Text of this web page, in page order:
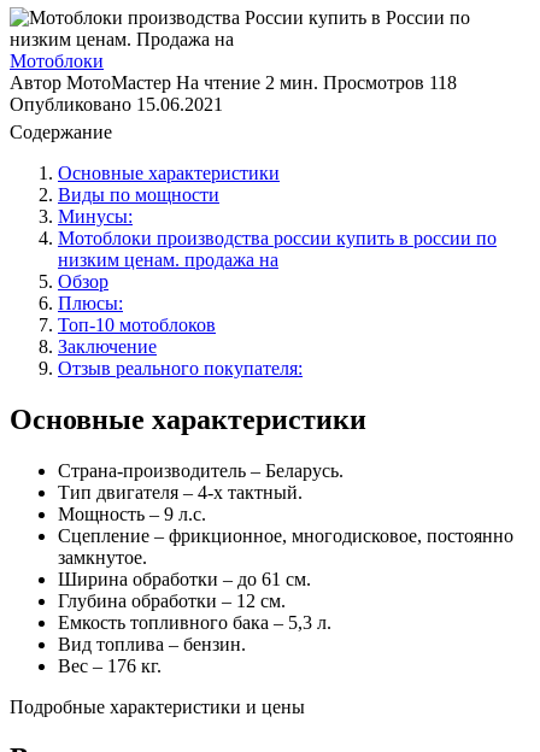
Мотоблоки
Автор МотоМастер На чтение 2 мин. Просмотров 118
Опубликовано 15.06.2021
Содержание
Основные характеристики
Виды по мощности
Минусы:
Мотоблоки производства россии купить в россии по
низким ценам. продажа на
Обзор
Плюсы:
Топ-10 мотоблоков
Заключение
Отзыв реального покупателя:
Основные характеристики
Страна-производитель – Беларусь.
Тип двигателя – 4-х тактный.
Мощность – 9 л.с.
Сцепление – фрикционное, многодисковое, постоянно
замкнутое.
Ширина обработки – до 61 см.
Глубина обработки – 12 см.
Емкость топливного бака – 5,3 л.
Вид топлива – бензин.
Вес – 176 кг.
Подробные характеристики и цены